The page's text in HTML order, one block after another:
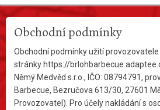
Obchodní podmínky
Obchodní podmínky užití
stránky https://
Němý Medvěd s.r.o., IČO: 08794791,
Barbecue, Bezručova 613/30, 27601
Provozovatel). Pro účely nakládání s